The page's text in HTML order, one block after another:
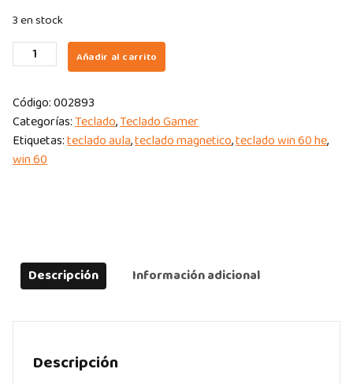
3 en stock
TECLADO
GAMER
WIN60HE
MAX
60%
DARK+GREY+LIGHT
CABLE
USB
quantity
Añadir al carrito
Código:002893
Categorías:Teclado,Teclado Gamer
Etiquetas:teclado aula,teclado magnetico,teclado win 60 he,
win 60
Descripción Información adicional
Descripción